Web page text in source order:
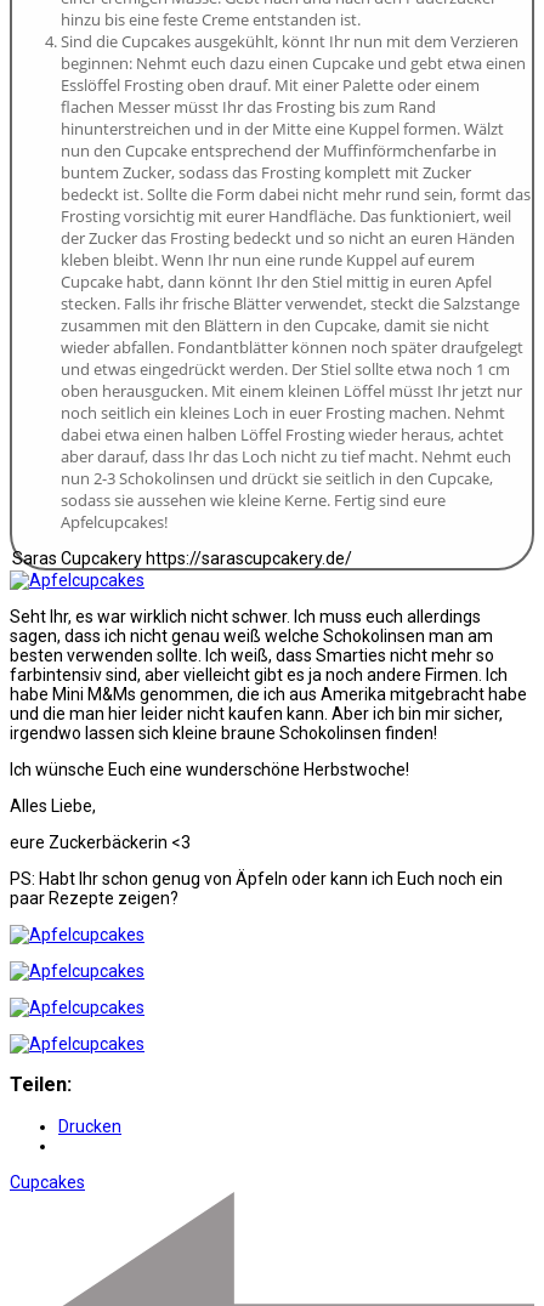
hinzu bis eine feste Creme entstanden ist.
Sind die Cupcakes ausgekühlt, könnt Ihr nun mit dem Verzieren
beginnen: Nehmt euch dazu einen Cupcake und gebt etwa einen
Esslöffel Frosting oben drauf. Mit einer Palette oder einem
flachen Messer müsst Ihr das Frosting bis zum Rand
hinunterstreichen und in der Mitte eine Kuppel formen. Wälzt
nun den Cupcake entsprechend der Muffinförmchenfarbe in
buntem Zucker, sodass das Frosting komplett mit Zucker
bedeckt ist. Sollte die Form dabei nicht mehr rund sein, formt das
Frosting vorsichtig mit eurer Handfläche. Das funktioniert, weil
der Zucker das Frosting bedeckt und so nicht an euren Händen
kleben bleibt. Wenn Ihr nun eine runde Kuppel auf eurem
Cupcake habt, dann könnt Ihr den Stiel mittig in euren Apfel
stecken. Falls ihr frische Blätter verwendet, steckt die Salzstange
zusammen mit den Blättern in den Cupcake, damit sie nicht
wieder abfallen. Fondantblätter können noch später draufgelegt
und etwas eingedrückt werden. Der Stiel sollte etwa noch 1 cm
oben herausgucken. Mit einem kleinen Löffel müsst Ihr jetzt nur
noch seitlich ein kleines Loch in euer Frosting machen. Nehmt
dabei etwa einen halben Löffel Frosting wieder heraus, achtet
aber darauf, dass Ihr das Loch nicht zu tief macht. Nehmt euch
nun 2-3 Schokolinsen und drückt sie seitlich in den Cupcake,
sodass sie aussehen wie kleine Kerne. Fertig sind eure
Apfelcupcakes!
Saras Cupcakery https://sarascupcakery.de/
Seht Ihr, es war wirklich nicht schwer. Ich muss euch allerdings
sagen, dass ich nicht genau weiß welche Schokolinsen man am
besten verwenden sollte. Ich weiß, dass Smarties nicht mehr so
farbintensiv sind, aber vielleicht gibt es ja noch andere Firmen. Ich
habe Mini M&Ms genommen, die ich aus Amerika mitgebracht habe
und die man hier leider nicht kaufen kann. Aber ich bin mir sicher,
irgendwo lassen sich kleine braune Schokolinsen finden!
Ich wünsche Euch eine wunderschöne Herbstwoche!
Alles Liebe,
eure Zuckerbäckerin <3
PS: Habt Ihr schon genug von Äpfeln oder kann ich Euch noch ein
paar Rezepte zeigen?
Teilen:
Drucken
Cupcakes